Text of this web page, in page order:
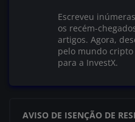
Escreveu
os recém-
artigos. Agora,
pelo mundo cripto
para a InvestX.
AVISO DE ISENÇÃO DE